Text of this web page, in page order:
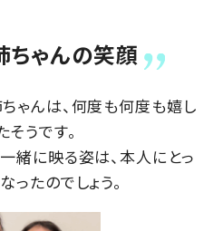
ちゃんの笑顔
ゃんは、何度も何度も嬉し
うです。
緒に映る姿は、本人にとっ
たのでしょう。